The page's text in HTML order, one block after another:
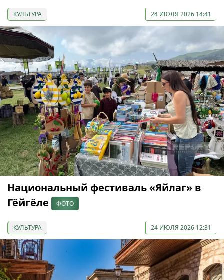
КУЛЬТУРА 24 ИЮЛЯ 2026 14:41
Национальный фестиваль «Яйлаг» в
Гёйгёле
ФОТО
КУЛЬТУРА 24 ИЮЛЯ 2026 12:31